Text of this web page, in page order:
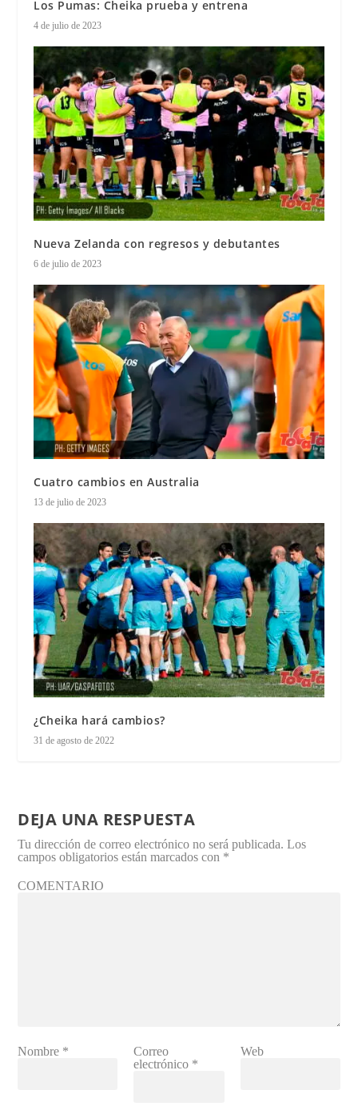
Los Pumas: Cheika prueba y entrena
4 de julio de 2023
Nueva Zelanda con regresos y debutantes
6 de julio de 2023
Cuatro cambios en Australia
13 de julio de 2023
¿Cheika hará cambios?
31 de agosto de 2022
DEJA UNA RESPUESTA
Tu dirección de correo electrónico no será publicada. Los
campos obligatorios están marcados con *
COMENTARIO
Nombre *
Correo
electrónico *
Web